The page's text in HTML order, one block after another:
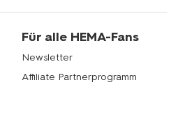
Für alle HEMA-Fans
Newsletter
Affiliate Partnerprogramm